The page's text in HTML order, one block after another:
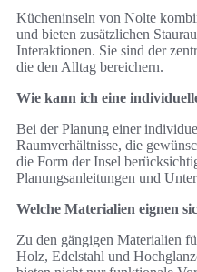
Kücheninseln von Nolte
und bieten zusätzlichen
Interaktionen. Sie sind der
die den Alltag bereichern.
Wie kann ich eine
Bei der Planung einer
Raumverhältnisse, die
die Form der Insel
Planungsanleitungen und
Welche Materialien eignen
Zu den gängigen Materialien
Holz, Edelstahl und